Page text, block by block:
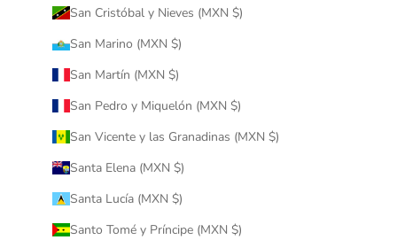
San Cristóbal y Nieves (MXN $)
San Marino (MXN $)
San Martín (MXN $)
San Pedro y Miquelón (MXN $)
San Vicente y las Granadinas (MXN $)
Santa Elena (MXN $)
Santa Lucía (MXN $)
Santo Tomé y Príncipe (MXN $)